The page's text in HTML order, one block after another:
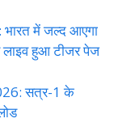
में जल्द आएगा
लाइव हुआ टीजर पेज
सत्र-1 के